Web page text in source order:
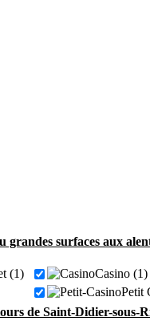
grandes surfaces aux
(1)
Casino (1)
Petit
de Saint-Didier-sous-